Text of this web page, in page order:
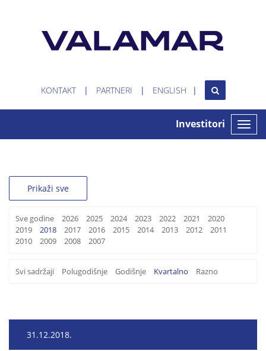
KONTAKT PARTNERI ENGLISH
Toggle
Investitori
Prikaži sve
Sve godine 2026 2025 2024 2023 2022 2021
2020
2019
2018 2017 2016 2015 2014 2013 2012
2011
2010
2009 2008 2007
Svi sadržaji Polugodišnje Godišnje Kvartalno Razno
31.12.2018.